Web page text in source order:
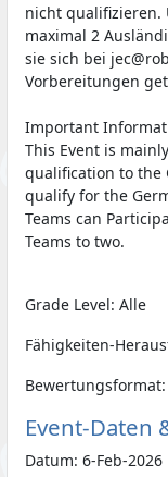
nicht qualifizieren.
maximal 2
sie sich bei
Vorbereitungen
Important
This Event is
qualification to the
qualify for the
Teams can
Teams to two.
Grade Level: Alle
Fähigkeiten-
Event-Daten
Datum: 6-Feb-2026